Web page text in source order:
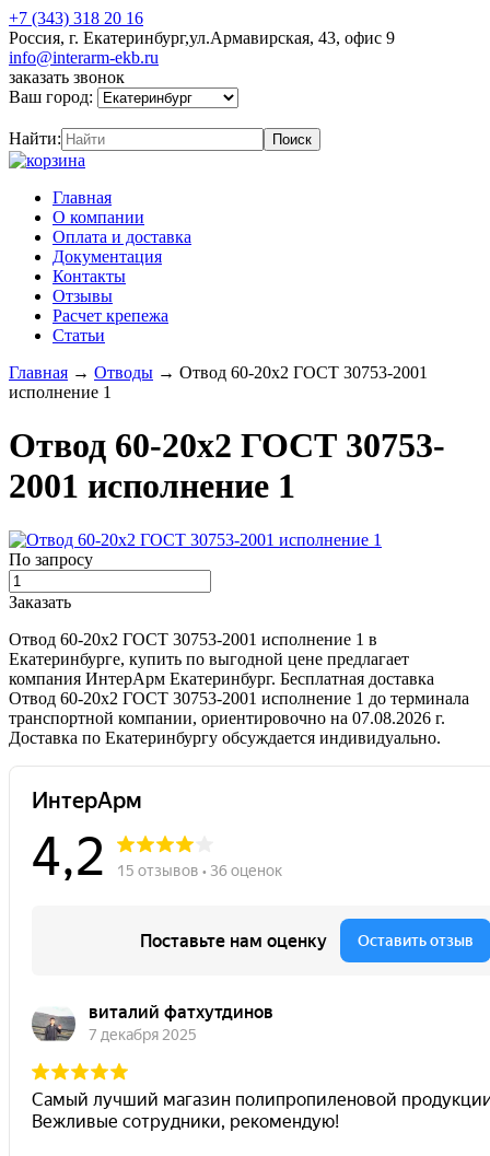
+7 (343) 318 20 16
Россия, г. Екатеринбург,ул.Армавирская, 43, офис 9
info@interarm-ekb.ru
заказать звонок
Ваш город:
Найти:
Главная
О компании
Оплата и доставка
Документация
Контакты
Отзывы
Расчет крепежа
Статьи
Главная → Отводы → Отвод 60-20х2 ГОСТ 30753-2001
исполнение 1
Отвод 60-20х2 ГОСТ 30753-
2001 исполнение 1
По запросу
Заказать
Отвод 60-20х2 ГОСТ 30753-2001 исполнение 1 в
Екатеринбурге, купить по выгодной цене предлагает
компания ИнтерАрм Екатеринбург. Бесплатная доставка
Отвод 60-20х2 ГОСТ 30753-2001 исполнение 1 до терминала
транспортной компании, ориентировочно на 07.08.2026 г.
Доставка по Екатеринбургу обсуждается индивидуально.